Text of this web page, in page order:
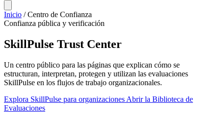
Inicio / Centro de Confianza
Confianza pública y verificación
SkillPulse Trust Center
Un centro público para las páginas que explican cómo se
estructuran, interpretan, protegen y utilizan las evaluaciones
SkillPulse en los flujos de trabajo organizacionales.
Explora SkillPulse para organizaciones Abrir la Biblioteca de
Evaluaciones